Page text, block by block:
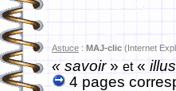
Astuce : MAJ-clic (Internet
« savoir» et«
4 pages